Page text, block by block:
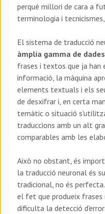
perquè millori de cara a
terminologia i
El sistema de traducció
àmplia gamma de dades
frases i textos que ja han
informació, la màquina
elements textuals i els
de desxifrar i, en certa
temàtic o situació
traduccions amb un alt
comparables amb les
Això no obstant, és
la traducció neuronal és
tradicional, no és
el fet que produeix
dificulta la detecció